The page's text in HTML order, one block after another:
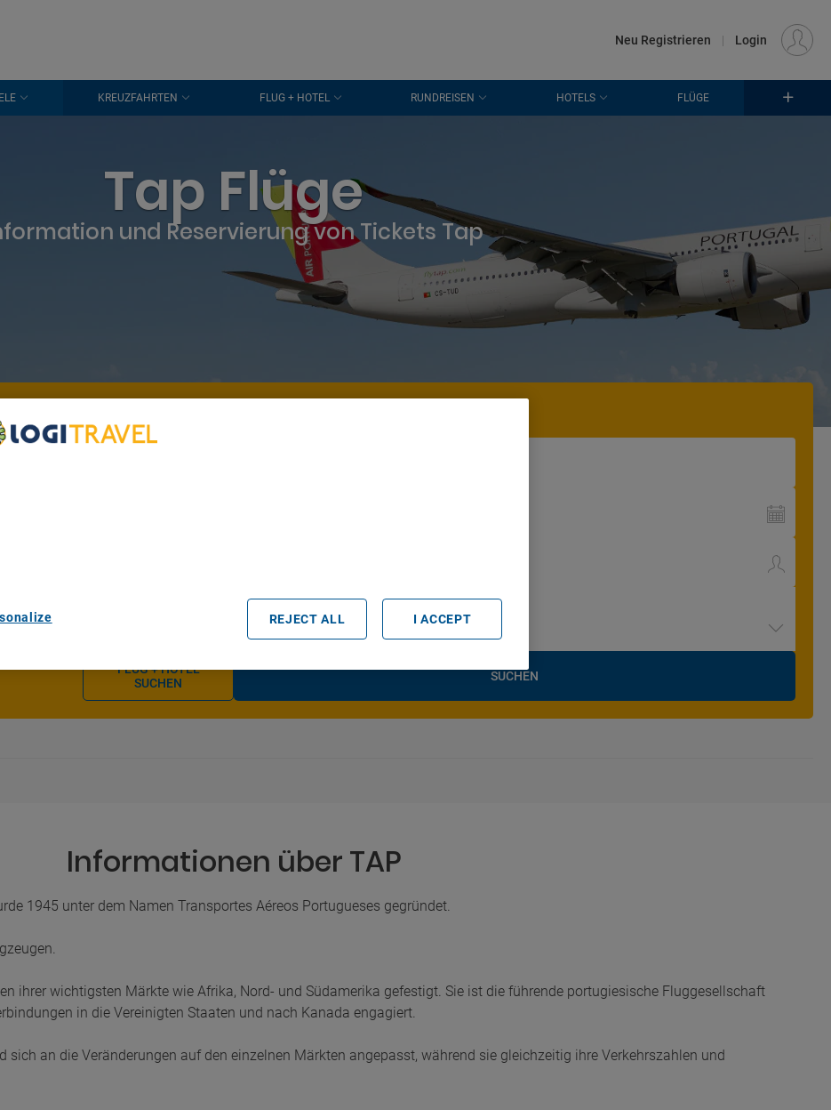
Neu Registrieren | Login
KREUZFAHRTEN FLUG + HOTEL RUNDREISEN HOTELS FLÜGE
Tap Flüge
und Reservierung von Tickets Tap
SUCHEN
FLUG + HOTEL
SUCHEN
Informationen über TAP
1945 unter dem Namen Transportes Aéreos Portugueses gegründet.
ihrer wichtigsten Märkte wie Afrika, Nord- und Südamerika gefestigt. Sie ist die führende portugiesische Fluggesellschaft
in die Vereinigten Staaten und nach Kanada engagiert.
an die Veränderungen auf den einzelnen Märkten angepasst, während sie gleichzeitig ihre Verkehrszahlen und
REJECT ALL I ACCEPT